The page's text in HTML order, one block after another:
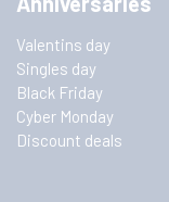
Valentins day
Singles day
Black Friday
Cyber Monday
Discount deals